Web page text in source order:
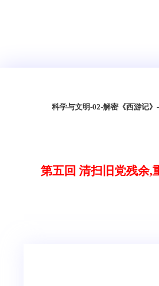
科学与文明-02-解密《西游记》
第五回 清扫旧党残余,